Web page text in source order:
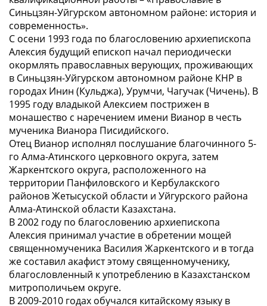
Синьцзян-Уйгурском автономном районе: история и
современность».
С осени 1993 года по благословению архиепископа
Алексия будущий епископ начал периодически
окормлять православных верующих, проживающих
в Синьцзян-Уйгурском автономном районе КНР в
городах Инин (Кульджа), Урумчи, Чагучак (Чичень). В
1995 году владыкой Алексием пострижен в
монашество с наречением имени Вианор в честь
мученика Вианора Писидийского.
Отец Вианор исполнял послушание благочинного 5-
го Алма-Атинского церковного округа, затем
Жаркентского округа, расположенного на
территории Панфиловского и Кербулакского
районов Жетысуской области и Уйгурского района
Алма-Атинской области Казахстана.
В 2002 году по благословению архиепископа
Алексия принимал участие в обретении мощей
священномученика Василия Жаркентского и в тогда
же составил акафист этому священномученику,
благословленный к употреблению в Казахстанском
митрополичьем округе.
В 2009-2010 годах обучался китайскому языку в